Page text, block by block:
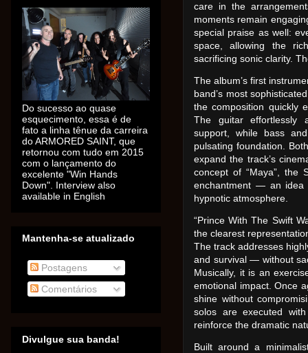
care in the
moments remain
special praise as well:
space, allowing the
sacrificing sonic clarity.
The album’s first
band’s most
the composition quickly
The guitar effortlessly
support, while bass
pulsating foundation.
expand the track’s
concept of “Maya”, the
enchantment — an idea
hypnotic atmosphere.
“Prince With The Swift
the clearest
The track addresses
and survival — without
Musically, it is an
emotional impact. Once
shine without
solos are executed
reinforce the dramatic
Built around a
Do sucesso ao quase
esquecimento, essa é de
fato a linha tênue da carreira
do ARMORED SAINT, que
retornou com tudo em 2015
com o lançamento do
excelente "Win Hands
Down". Interview also
available in English
Mantenha-se atualizado
Postagens
Comentários
Divulgue sua banda!